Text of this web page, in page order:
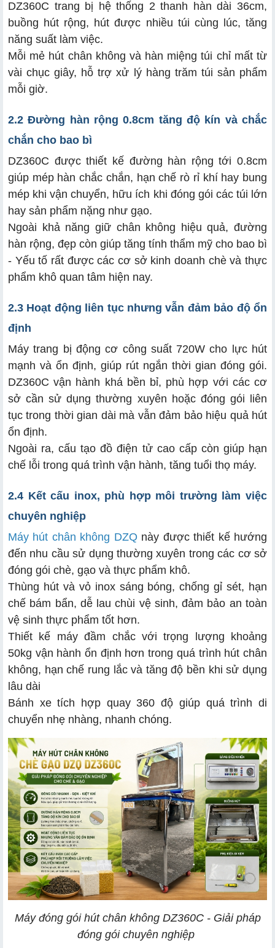
DZ360C trang bị hệ thống 2 thanh hàn dài 36cm,
buồng hút rộng, hút được nhiều túi cùng lúc, tăng
năng suất làm việc.
Mỗi mẻ hút chân không và hàn miệng túi chỉ mất từ
vài chục giây, hỗ trợ xử lý hàng trăm túi sản phẩm
mỗi giờ.
2.2 Đường hàn rộng 0.8cm tăng độ kín và chắc
chắn cho bao bì
DZ360C được thiết kế đường hàn rộng tới 0.8cm
giúp mép hàn chắc chắn, hạn chế rò rỉ khí hay bung
mép khi vận chuyển, hữu ích khi đóng gói các túi lớn
hay sản phẩm nặng như gạo.
Ngoài khả năng giữ chân không hiệu quả, đường
hàn rộng, đẹp còn giúp tăng tính thẩm mỹ cho bao bì
- Yếu tố rất được các cơ sở kinh doanh chè và thực
phẩm khô quan tâm hiện nay.
2.3 Hoạt động liên tục nhưng vẫn đảm bảo độ ổn
định
Máy trang bị động cơ công suất 720W cho lực hút
mạnh và ổn định, giúp rút ngắn thời gian đóng gói.
DZ360C vận hành khá bền bỉ, phù hợp với các cơ
sở cần sử dụng thường xuyên hoặc đóng gói liên
tục trong thời gian dài mà vẫn đảm bảo hiệu quả hút
ổn định.
Ngoài ra, cấu tạo đồ điện tử cao cấp còn giúp hạn
chế lỗi trong quá trình vận hành, tăng tuổi thọ máy.
2.4 Kết cấu inox, phù hợp môi trường làm việc
chuyên nghiệp
Máy hút chân không DZQ này được thiết kế hướng
đến nhu cầu sử dụng thường xuyên trong các cơ sở
đóng gói chè, gạo và thực phẩm khô.
Thùng hút và vỏ inox sáng bóng, chống gỉ sét, hạn
chế bám bẩn, dễ lau chùi vệ sinh, đảm bảo an toàn
vệ sinh thực phẩm tốt hơn.
Thiết kế máy đầm chắc với trọng lượng khoảng
50kg vận hành ổn định hơn trong quá trình hút chân
không, hạn chế rung lắc và tăng độ bền khi sử dụng
lâu dài
Bánh xe tích hợp quay 360 độ giúp quá trình di
chuyển nhẹ nhàng, nhanh chóng.
Máy đóng gói hút chân không DZ360C - Giải pháp
đóng gói chuyên nghiệp